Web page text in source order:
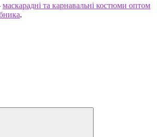
маскарадні та карнавальні костюми оптом
.